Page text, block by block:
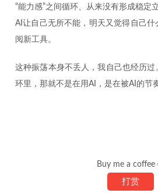
“能力感”之间循环、从来没有形成稳
AI让自己无所不能，明天又觉得自己什
阅新工具。
这种振荡本身不丢人，我自己也经历
环里，那就不是在用AI，是在被AI的节
Buy me a coffee
打赏